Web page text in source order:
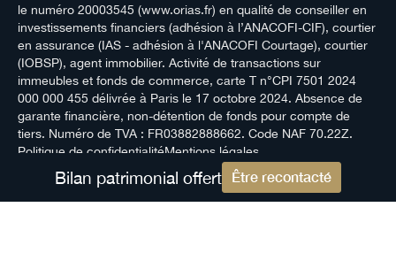
le numéro 20003545 (www.orias.fr) en qualité de conseiller en
investissements financiers (adhésion à l’ANACOFI-CIF), courtier
en assurance (IAS - adhésion à l'ANACOFI Courtage), courtier
(IOBSP), agent immobilier. Activité de transactions sur
immeubles et fonds de commerce, carte T n°CPI 7501 2024
000 000 455 délivrée à Paris le 17 octobre 2024. Absence de
garante financière, non-détention de fonds pour compte de
tiers. Numéro de TVA : FR03882888662. Code NAF 70.22Z.
Politique de confidentialitéMentions légales
Bilan patrimonial offert Être recontacté